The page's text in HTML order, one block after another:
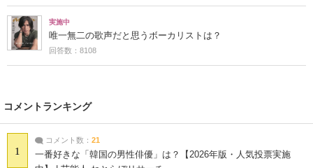
実施中
唯一無二の歌声だと思うボーカリストは？
回答数：8108
コメントランキング
1
コメント数： 21
一番好きな「韓国の男性俳優」は？【2026年版・人気投票実施